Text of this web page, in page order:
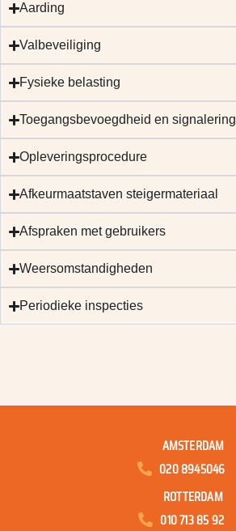
Aarding
Valbeveiliging
Fysieke belasting
Toegangsbevoegdheid en signalering
Opleveringsprocedure
Afkeurmaatstaven steigermateriaal
Afspraken met gebruikers
Weersomstandigheden
Periodieke inspecties
AMSTERDAM
020 8945046
ROTTERDAM
010 713 85 92